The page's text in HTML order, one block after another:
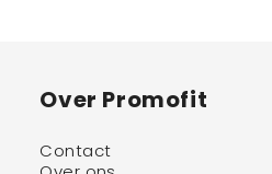
Over Promofit
Contact